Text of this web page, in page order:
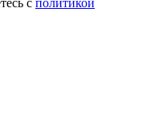
с политикой